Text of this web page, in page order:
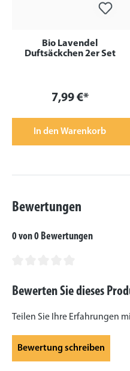
Bio Lavendel
Duftsäckchen 2er Set
7,99 €*
In den Warenkorb
Bewertungen
0 von 0 Bewertungen
Bewerten Sie dieses
Teilen Sie Ihre Erfahrungen
Bewertung schreiben